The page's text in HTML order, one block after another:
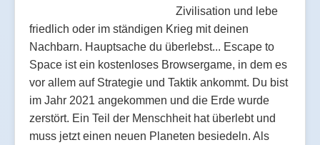
Zivilisation und lebe
friedlich oder im ständigen Krieg mit deinen
Nachbarn. Hauptsache du überlebst... Escape to
Space ist ein kostenloses Browsergame, in dem es
vor allem auf Strategie und Taktik ankommt. Du bist
im Jahr 2021 angekommen und die Erde wurde
zerstört. Ein Teil der Menschheit hat überlebt und
muss jetzt einen neuen Planeten besiedeln. Als